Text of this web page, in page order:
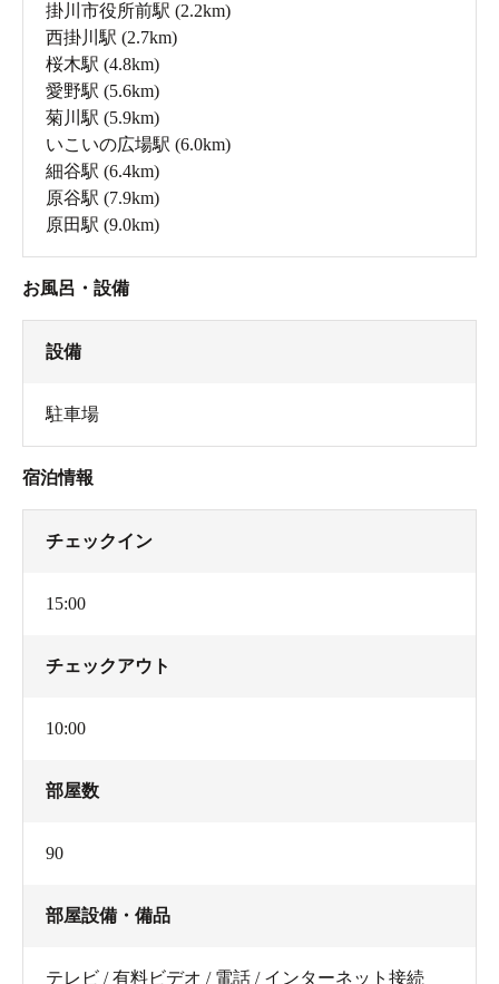
掛川市役所前駅 (2.2km)
西掛川駅 (2.7km)
桜木駅 (4.8km)
愛野駅 (5.6km)
菊川駅 (5.9km)
いこいの広場駅 (6.0km)
細谷駅 (6.4km)
原谷駅 (7.9km)
原田駅 (9.0km)
お風呂・設備
設備
駐車場
宿泊情報
チェックイン
15:00
チェックアウト
10:00
部屋数
90
部屋設備・備品
テレビ / 有料ビデオ / 電話 / インターネット接続